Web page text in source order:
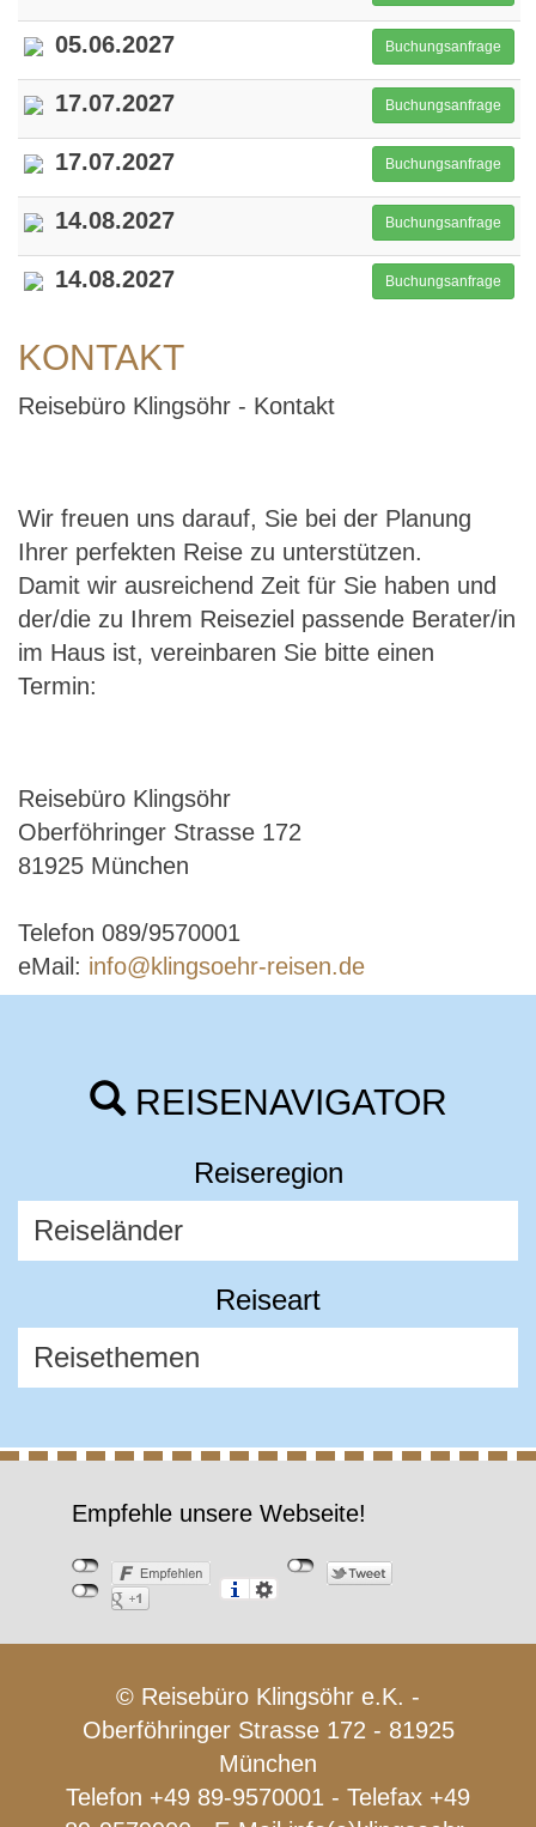
05.06.2027 Buchungsanfrage
17.07.2027 Buchungsanfrage
17.07.2027 Buchungsanfrage
14.08.2027 Buchungsanfrage
14.08.2027 Buchungsanfrage
KONTAKT
Reisebüro Klingsöhr - Kontakt
Wir freuen uns darauf, Sie bei der Planung
Ihrer perfekten Reise zu unterstützen.
Damit wir ausreichend Zeit für Sie haben und
der/die zu Ihrem Reiseziel passende Berater/in
im Haus ist, vereinbaren Sie bitte einen
Termin:
Reisebüro Klingsöhr
Oberföhringer Strasse 172
81925 München
Telefon 089/9570001
eMail: info@klingsoehr-reisen.de
REISENAVIGATOR
Reiseregion
Reiseart
Empfehle unsere Webseite!
© Reisebüro Klingsöhr e.K. -
Oberföhringer Strasse 172 - 81925
München
Telefon +49 89-9570001 - Telefax +49